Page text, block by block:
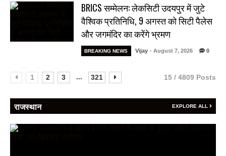
BRICS सम्मेलन: लेकसिटी उदयपुर में जुटे
वैश्विक प्रतिनिधि, 9 अगस्त को सिटी पैलेस
और जगमंदिर का करेंगे भ्रमण
BREAKING NEWS Vijay - August 7, 2026 0
1 2 3 ... 321 15 / 4809 Posts
राजस्थान EXPLORE ALL